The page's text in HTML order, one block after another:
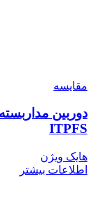
مقایسه
ITPFS
هایک ویژن
اطلاعات بیشتر